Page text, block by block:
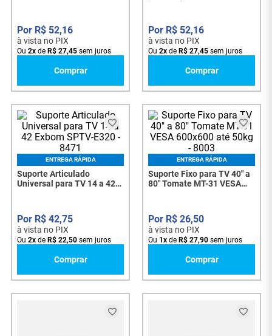
R$ 52,16
à vista no PIX
Ou 2x de R$ 27,45 sem juros
Comprar
R$ 52,16
à vista no PIX
Ou 2x de R$ 27,45 sem juros
Comprar
ENTREGA RÁPIDA
Suporte Articulado
Universal para TV 14 a 42
R$ 42,75
à vista no PIX
Ou 2x de R$ 22,50 sem juros
Comprar
ENTREGA RÁPIDA
Suporte Fixo para TV 40" a
80" Tomate MT-31 VESA
R$ 26,50
à vista no PIX
Ou 1x de R$ 27,90 sem juros
Comprar